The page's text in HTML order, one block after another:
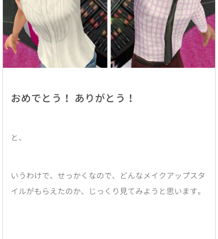
おめでとう！ ありがとう！
と、
いうわけで、せっかくなので、どんなメイクアップスタ
イルがもらえたのか、じっくり見てみようと思います。